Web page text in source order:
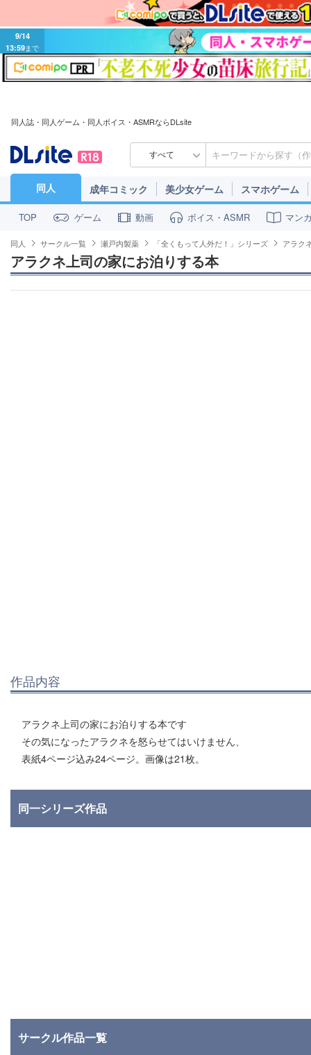
9/14
13:59まで
同人誌・同人ゲーム・同人ボイス・ASMRならDLsite
すべて
同人 成年コミック 美少女ゲーム スマホゲーム
TOP ゲーム 動画 ボイス・ASMR マン
同人 サークル一覧 瀬戸内製薬 「全くもって人外だ！」シリーズ アラク
アラクネ上司の家にお泊りする本
作品内容
アラクネ上司の家にお泊りする本です
その気になったアラクネを怒らせてはいけません、
表紙4ページ込み24ページ。画像は21枚。
同一シリーズ作品
サークル作品一覧